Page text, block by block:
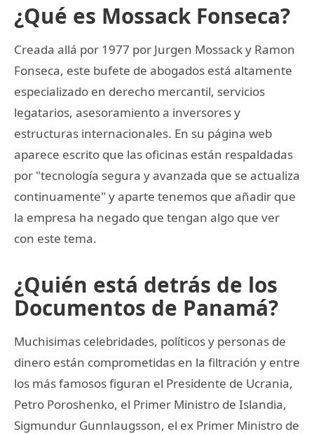
¿Qué es Mossack Fonseca?
Creada allá por 1977 por Jurgen Mossack y Ramon
Fonseca, este bufete de abogados está altamente
especializado en derecho mercantil, servicios
legatarios, asesoramiento a inversores y
estructuras internacionales. En su página web
aparece escrito que las oficinas están respaldadas
por "tecnología segura y avanzada que se actualiza
continuamente" y aparte tenemos que añadir que
la empresa ha negado que tengan algo que ver
con este tema.
¿Quién está detrás de los
Documentos de Panamá?
Muchisimas celebridades, políticos y personas de
dinero están comprometidas en la filtración y entre
los más famosos figuran el Presidente de Ucrania,
Petro Poroshenko, el Primer Ministro de Islandia,
Sigmundur Gunnlaugsson, el ex Primer Ministro de